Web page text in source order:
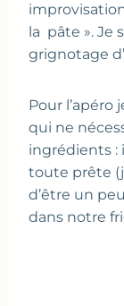
la pâte ». Je
grignotage
Pour l’apéro
qui ne
ingrédients :
toute prête
d’être un
dans notre